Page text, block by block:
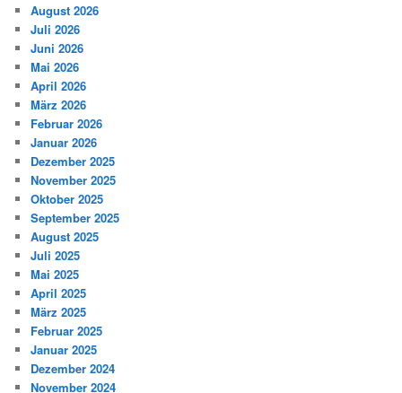
August 2026
Juli 2026
Juni 2026
Mai 2026
April 2026
März 2026
Februar 2026
Januar 2026
Dezember 2025
November 2025
Oktober 2025
September 2025
August 2025
Juli 2025
Mai 2025
April 2025
März 2025
Februar 2025
Januar 2025
Dezember 2024
November 2024